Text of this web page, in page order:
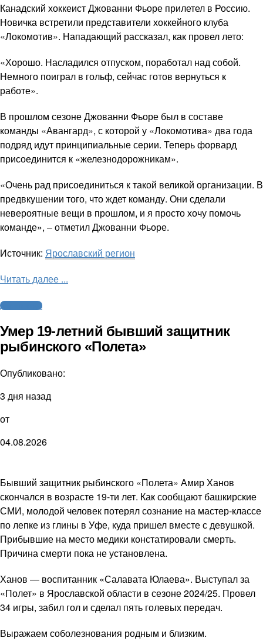
Канадский хоккеист Джованни Фьоре прилетел в Россию.
Новичка встретили представители хоккейного клуба
«Локомотив». Нападающий рассказал, как провел лето:
«Хорошо. Насладился отпуском, поработал над собой.
Немного поиграл в гольф, сейчас готов вернуться к
работе».
В прошлом сезоне Джованни Фьоре был в составе
команды «Авангард», с которой у «Локомотива» два года
подряд идут принципиальные серии. Теперь форвард
присоединится к «железнодорожникам».
«Очень рад присоединиться к такой великой организации. В
предвкушении того, что ждет команду. Они сделали
невероятные вещи в прошлом, и я просто хочу помочь
команде», – отметил Джованни Фьоре.
Источник: Ярославский регион
Читать далее ...
Другие виды
Умер 19-летний бывший защитник
рыбинского «Полета»
Опубликовано:
3 дня назад
от
04.08.2026
Бывший защитник рыбинского «Полета» Амир Ханов
скончался в возрасте 19-ти лет. Как сообщают башкирские
СМИ, молодой человек потерял сознание на мастер-классе
по лепке из глины в Уфе, куда пришел вместе с девушкой.
Прибывшие на место медики констатировали смерть.
Причина смерти пока не установлена.
Ханов — воспитанник «Салавата Юлаева». Выступал за
«Полет» в Ярославской области в сезоне 2024/25. Провел
34 игры, забил гол и сделал пять голевых передач.
Выражаем соболезнования родным и близким.